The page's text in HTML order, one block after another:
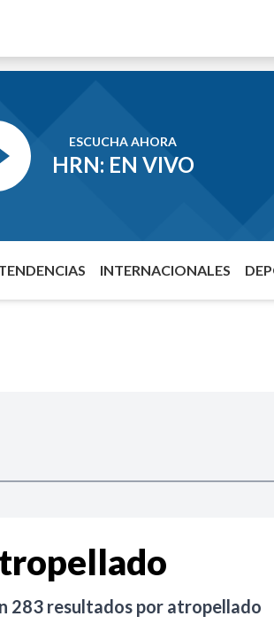
ESCUCHA AHORA
HRN: EN VIVO
INTERNACIONALES
283 resultados por atropellado